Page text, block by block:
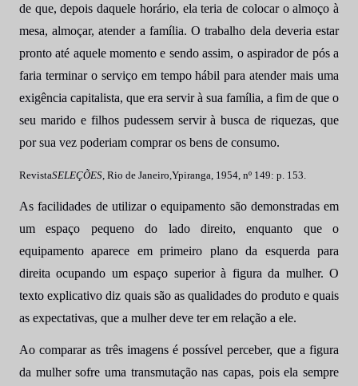
de que, depois daquele horário, ela teria de colocar o almoço à
mesa, almoçar, atender a família. O trabalho dela deveria estar
pronto até aquele momento e sendo assim, o aspirador de pós a
faria terminar o serviço em tempo hábil para atender mais uma
exigência capitalista, que era servir à sua família, a fim de que o
seu marido e filhos pudessem servir à busca de riquezas, que
por sua vez poderiam comprar os bens de consumo.
RevistaSELEÇÕES , Rio de Janeiro,Ypiranga, 1954, nº 149: p. 153.
As facilidades de utilizar o equipamento são demonstradas em
um espaço pequeno do lado direito, enquanto que o
equipamento aparece em primeiro plano da esquerda para
direita ocupando um espaço superior à figura da mulher. O
texto explicativo diz quais são as qualidades do produto e quais
as expectativas, que a mulher deve ter em relação a ele.
Ao comparar as três imagens é possível perceber, que a figura
da mulher sofre uma transmutação nas capas, pois ela sempre